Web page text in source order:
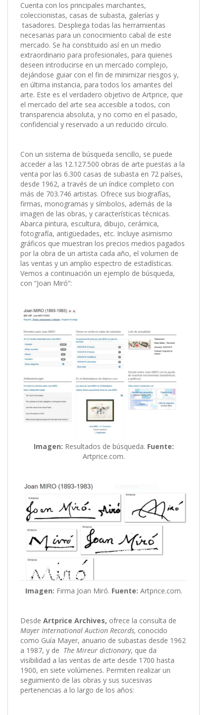
Cuenta con los principales marchantes,
coleccionistas, casas de subasta, galerías y
tasadores. Despliega todas las herramientas
necesarias para un conocimiento cabal de este
mercado. Se ha constituido así en un medio
extraordinario para profesionales, para quienes
deseen introducirse en un mercado complejo,
dejándose guiar con el fin de minimizar riesgos y,
en última instancia, para todos los amantes del
arte. Este es el verdadero objetivo de Artprice, que
el mercado del arte sea accesible a todos, con
transparencia absoluta, y no como en el pasado,
confidencial y reservado a un reducido círculo.
Con un sistema de búsqueda sencillo, se puede
acceder a las 12.127.500 obras de arte puestas a la
venta por las 6.300 casas de subasta en 72 países,
desde 1962, a través de un índice completo con
más de 703.746 artistas. Ofrece sus biografías,
firmas, monogramas y símbolos, además de la
imagen de las obras, y características técnicas.
Abarca pintura, escultura, dibujo, cerámica,
fotografía, antigüedades, etc. Incluye asimismo
gráficos que muestran los precios medios pagados
por la obra de un artista cada año, el volumen de
las ventas y un amplio espectro de estadísticas.
Vemos a continuación un ejemplo de búsqueda,
con “Joan Miró”:
Imagen: Resultados de búsqueda. Fuente:
Artprice.com.
Imagen: Firma Joan Miró. Fuente: Artprice.com.
Desde Artprice Archives, ofrece la consulta de
Mayer International Auction Records, conocido
como Guía Mayer, anuario de subastas desde 1962
a 1987, y de The Mireur dictionary, que da
visibilidad a las ventas de arte desde 1700 hasta
1900, en siete volúmenes. Permiten realizar un
seguimiento de las obras y sus sucesivas
pertenencias a lo largo de los años: